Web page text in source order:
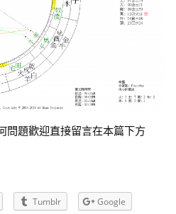
問題歡迎直接留言在本篇下方
Tumblr Google